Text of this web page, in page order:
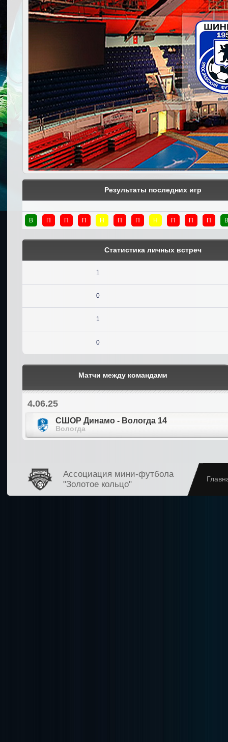
Результаты последних игр
В П П П Н П П Н П П П В
Статистика личных встреч
1
0
1
0
Матчи между командами
4.06.25
СШОР Динамо - Вологда 14
Вологда
Ассоциация мини-футбола
"Золотое кольцо"